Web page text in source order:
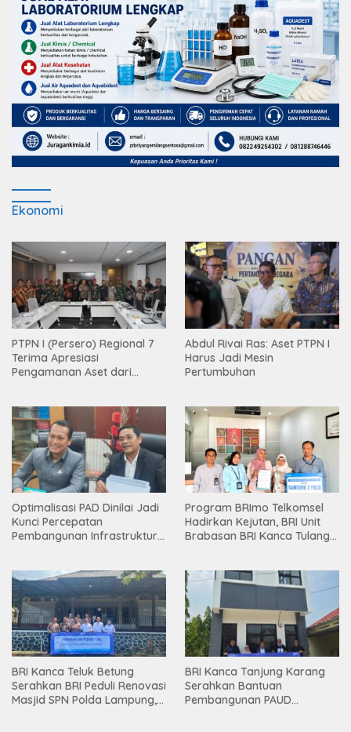
Ekonomi
PTPN I (Persero) Regional 7
Terima Apresiasi
Pengamanan Aset dari
Abdul Rivai Ras: Aset PTPN I
Harus Jadi Mesin
Pertumbuhan
Optimalisasi PAD Dinilai Jadi
Kunci Percepatan
Pembangunan Infrastruktur
Program BRImo Telkomsel
Hadirkan Kejutan, BRI Unit
Brabasan BRI Kanca Tulang
Mesuji
BRI Kanca Teluk Betung
Serahkan BRI Peduli Renovasi
Masjid SPN Polda Lampung,
BRI Kanca Tanjung Karang
Serahkan Bantuan
Pembangunan PAUD